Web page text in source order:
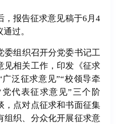
，报告征求意见稿于6月4
过。
委组织召开分党委书记工
见相关工作，印发《征求
泛征求意见”“校领导牵
代表征求意见”三个阶
，点对点征求和书面征集
组织、分众化开展征求意